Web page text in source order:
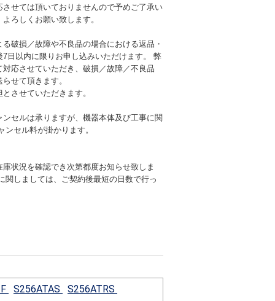
させては頂いておりませんので予めご了承い
ろしくお願い致します。
破損／故障や不良品の場合における返品・
7日以内に限りお申し込みいただけます。 弊
対応させていただき、破損／故障／不良品
せて頂きます。
させていただきます。
ンセルは承りますが、機器本体及び工事に関
ンセル料が掛かります。
状況を確認でき次第都度お知らせ致しま
関しましては、ご契約後最短の日数で行っ
S256ATAS S256ATRS